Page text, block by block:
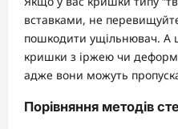
вставками, не
пошкодити ущільнювач. А
кришки з іржею чи
адже вони можуть
Порівняння методів